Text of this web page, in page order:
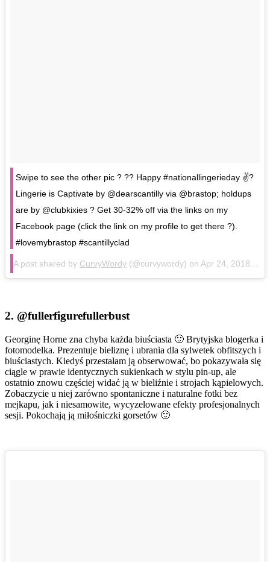
Swipe to see the other pic ? ?? Happy #nationallingerieday ✌?
Lingerie is Captivate by @dearscantilly via @brastop; holdups
are by @clubkixies ? Get 30-32% off via the links on my
Facebook page (click the link on my profile to get there ?).
#lovemybrastop #scantillyclad
A post shared by CurvyWordy (@curvywordy) on Apr 24, 2018 at 3:02pm PDT
2. @fullerfigurefullerbust
Georginę Horne zna chyba każda biuściasta 🙂 Brytyjska blogerka i
fotomodelka. Prezentuje bieliznę i ubrania dla sylwetek obfitszych i
biuściastych. Kiedyś przestałam ją obserwować, bo pokazywała się
ciągle w prawie identycznych sukienkach w stylu pin-up, ale
ostatnio znowu częściej widać ją w bieliźnie i strojach kąpielowych.
Zobaczycie u niej zarówno spontaniczne i naturalne fotki bez
mejkapu, jak i niesamowite, wycyzelowane efekty profesjonalnych
sesji. Pokochają ją miłośniczki gorsetów 🙂